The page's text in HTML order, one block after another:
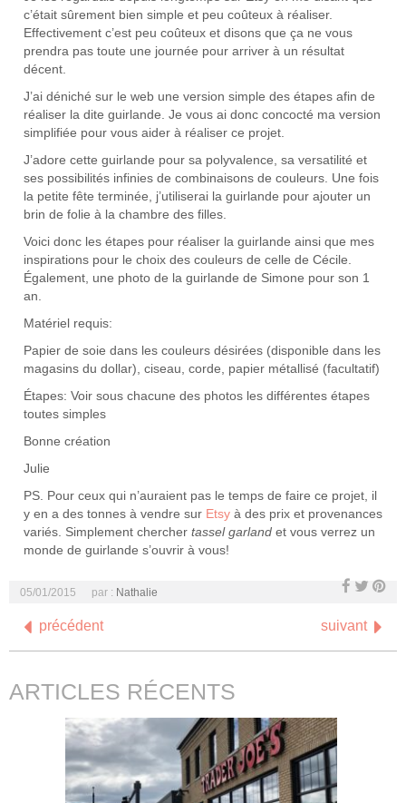
c’était sûrement bien simple et peu coûteux à réaliser.
Effectivement c’est peu coûteux et disons que ça ne vous
prendra pas toute une journée pour arriver à un résultat
décent.
J’ai déniché sur le web une version simple des étapes afin de
réaliser la dite guirlande. Je vous ai donc concocté ma version
simplifiée pour vous aider à réaliser ce projet.
J’adore cette guirlande pour sa polyvalence, sa versatilité et
ses possibilités infinies de combinaisons de couleurs. Une fois
la petite fête terminée, j’utiliserai la guirlande pour ajouter un
brin de folie à la chambre des filles.
Voici donc les étapes pour réaliser la guirlande ainsi que mes
inspirations pour le choix des couleurs de celle de Cécile.
Également, une photo de la guirlande de Simone pour son 1
an.
Matériel requis:
Papier de soie dans les couleurs désirées (disponible dans les
magasins du dollar), ciseau, corde, papier métallisé (facultatif)
Étapes: Voir sous chacune des photos les différentes étapes
toutes simples
Bonne création
Julie
PS. Pour ceux qui n’auraient pas le temps de faire ce projet, il
y en a des tonnes à vendre sur Etsy à des prix et provenances
variés. Simplement chercher tassel garland et vous verrez un
monde de guirlande s’ouvrir à vous!
05/01/2015 par : Nathalie
précédent suivant
ARTICLES RÉCENTS